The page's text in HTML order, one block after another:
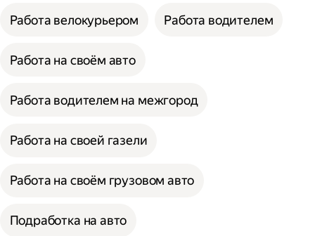
Работа велокурьером Работа водителем
Работа на своём авто
Работа водителем на межгород
Работа на своей газели
Работа на своём грузовом авто
Подработка на авто